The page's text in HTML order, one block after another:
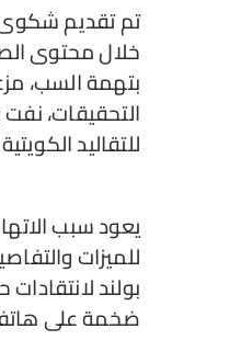
تم تقديم
خلال محتوى
بتهمة السب،
التحقيقات،
للتقاليد
يعود سبب
للميزات
بولند
ضخمة على